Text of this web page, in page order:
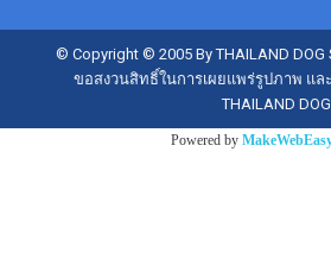
© Copyright © 2005 By THAILAND DOG
ขอสงวนสิทธิ์ในการเผยแพร่รูปภาพ แล
THAILAND
Powered by